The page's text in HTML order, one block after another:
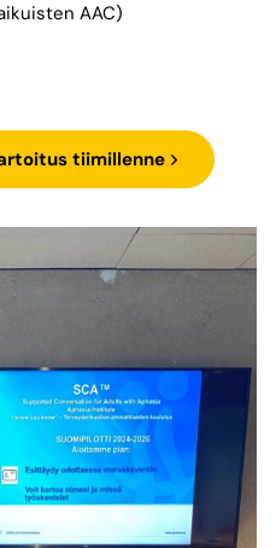
AAC)
tiimillenne